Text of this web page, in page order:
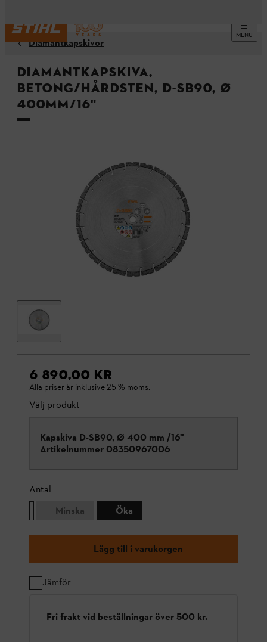
MENU
Diamantkapskivor
Diamantkapskiva,
betong/hårdsten, D-SB90, Ø
400mm/16"
6 890,00 KR
Alla priser är inklusive 25 % moms.
Välj produkt
Kapskiva D-SB90, Ø 400 mm /16"
Artikelnummer 08350967006
Antal
Minska
Öka
Lägg till i varukorgen
Jämför
Fri frakt vid beställningar över 500 kr.